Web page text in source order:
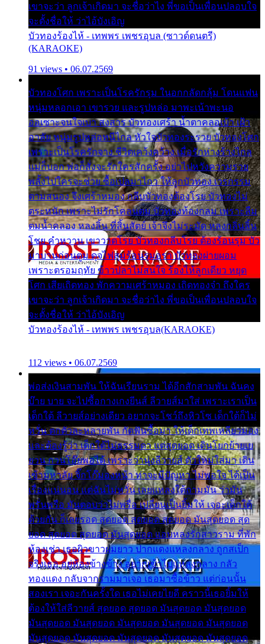
เขาจะว่า ลูกเจ้าเกิดมา จะชื่อว่าไง พี่ขอเป็นเพื่อนปลอบใจ
จะตั้งชื่อให้ ว่าไอ้บังเอิญ
บัวทองร้องไห้ - เทพพร เพชรอุบล (ซาวด์ดนตรี)
(KARAOKE)
91 views • 06.07.2569
บัวทองโศก เพราะเป็นโรครักรุม ในอกกลัดกลุ้ม โดนแฟน
หนุ่มหลอกเอา เขารวย และรูปหล่อ มาพะเน้าพะนอ
ออเซาะจนใจเบา สงสาร บัวทองเศร้า น้ำตาคลอเบ้า เฝ้า
อาลัย หนุ่มรูปหล่อหนีไกล หัวใจบัวทองระรวย บัวทองโศก
เพราะเป็นโรครักจาง ชีวิตเคว้งคว้าง เมื่อรักห่างร้างไกล
แม่ก็บอก พ่อก็สั่งจะรักใครสักครั้ง อย่าไปหวังความรวย
พลั้งไปใครจะช่วย ซื้อเปลมาไกว ให้ลูกบัวทอง เวรกรรม
ตามสนอง จึงเศร้าหมอง กลีบบัวทองต้องโรย บัวทองไม่
ตระหนัก เพราะไม่รักโคลนตม บัวทองท้องกลม เพราะลืม
ตมน้ำคลอง หลงลิ้น ที่สิ้นสัตย์ เจ้าจึงไม่ระมัด หลงกลิ่นลิ้น
โชย คำหวาน เขาวาดโรย บัวทองกลีบโรย ต้องร้อนรุม บัว
มาบานก่อนตูม ดุจไฟสุมร้อนรุมอุรา บัวทองผ่ายผอม
เพราะตรอมฤทัย ข้าวปลาไม่สนใจ ร้องไห้ลูกเดียว หยุด
โศก เสียเถิดทอง พักความเศร้าหมอง เถิดทองจ๋า ถึงใคร
เขาจะว่า ลูกเจ้าเกิดมา จะชื่อว่าไง พี่ขอเป็นเพื่อนปลอบใจ
จะตั้งชื่อให้ ว่าไอ้บังเอิญ
บัวทองร้องไห้ - เทพพร เพชรอุบล(KARAOKE)
112 views • 06.07.2569
พ่อส่งเงินสามพัน ให้ฉันเรียนราม ได้อีกสักสามพัน ฉันคง
บ๊าย บาย จะไปซื้อกางเกงยีนส์ ลีวายส์มาใส่ เพราะเราเป็น
เด็กใต้ ลีวายส์อย่างเดียว อยากจะโชว์ถึงหิวโซ เด็กใต้ก็ไม่
หวั่น ตกตัวละหลายพัน กัดฟันซื้อมา ให้เด็กเทพเหลียวมอง
และต้องรู้ว่า เด็กใต้ไม่ธรรมดา แต่สุดยอด เดินโยกย้ายเย
ยวน กวนโอ๊ยพอได้ เพราะว่านุ่งลีวายส์ ตัวใหม่ใส่มา เดิน
เข้ามหาลัย จิ๊กโก๊มองหน้า ท่าจะมีปัญหา ไม่พอใจ ได้เป็น
เรื่องแน่นอน แต่ฉันไม่หวั่น เลยแหลงใต้ถามมัน ว่ามัน
พรั่นพรือ มันตอบว่าไม่พรื่อ เปลี่ยนเป็นยิ้มให้ เจอะเด็กใต้
ด้วยกัน ก็เลยรอด สุดยอด สุดยอด สุดยอด มันสุดยอด สุด
ยอด สุดยอด สุดยอด มันสุดยอด แอบหลงรักสาวราม ที่พัก
ห้องเช่า เธอผิวขาวผมยาว ปากแดงแหลงกลาง ถูกสเป็ก
จริงเธอ อยู่ห้องข้างข้าง อยากเข้าไปแหลงกลาง กลัว
ทองแดง กลับจากรามมาเจอ เธอมาซื้อข้าว แต่ก่อนนั้น
สองเรา เจอะกันครั้งใด เธอไม่เคยไยดี คราวนี้เธอยิ้มให้
ต้องให้ใส่ลีวายส์ สุดยอด สุดยอด มันสุดยอด มันสุดยอด
มันสุดยอด มันสุดยอด มันสุดยอด มันสุดยอด มันสุดยอด
มันสุดยอด มันสุดยอด มันสุดยอด มันสุดยอด มันสุดยอด